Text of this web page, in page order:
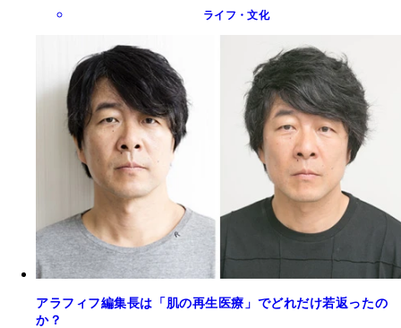
ライフ・文化
アラフィフ編集長は「肌の再生医療」でどれだけ若返ったの
か？